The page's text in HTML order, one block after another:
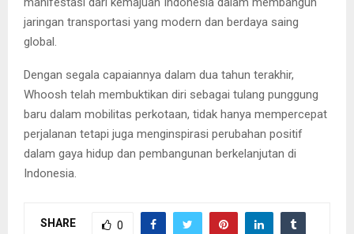
jaringan transportasi yang modern dan berdaya saing
global.
Dengan segala capaiannya dalam dua tahun terakhir,
Whoosh telah membuktikan diri sebagai tulang punggung
baru dalam mobilitas perkotaan, tidak hanya mempercepat
perjalanan tetapi juga menginspirasi perubahan positif
dalam gaya hidup dan pembangunan berkelanjutan di
Indonesia.
SHARE 0